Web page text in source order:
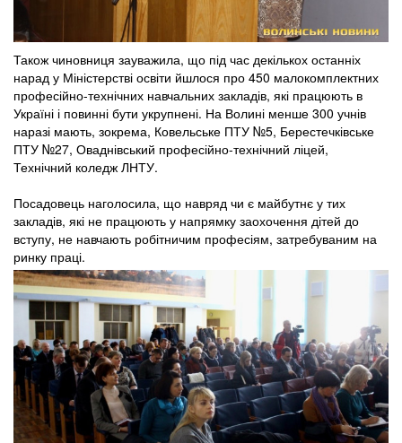
Також чиновниця зауважила, що під час декількох останніх
нарад у Міністерстві освіти йшлося про 450 малокомплектних
професійно-технічних навчальних закладів, які працюють в
Україні і повинні бути укрупнені. На Волині менше 300 учнів
наразі мають, зокрема, Ковельське ПТУ №5, Берестечківське
ПТУ №27, Оваднівський професійно-технічний ліцей,
Технічний коледж ЛНТУ.
Посадовець наголосила, що навряд чи є майбутнє у тих
закладів, які не працюють у напрямку заохочення дітей до
вступу, не навчають робітничим професіям, затребуваним на
ринку праці.